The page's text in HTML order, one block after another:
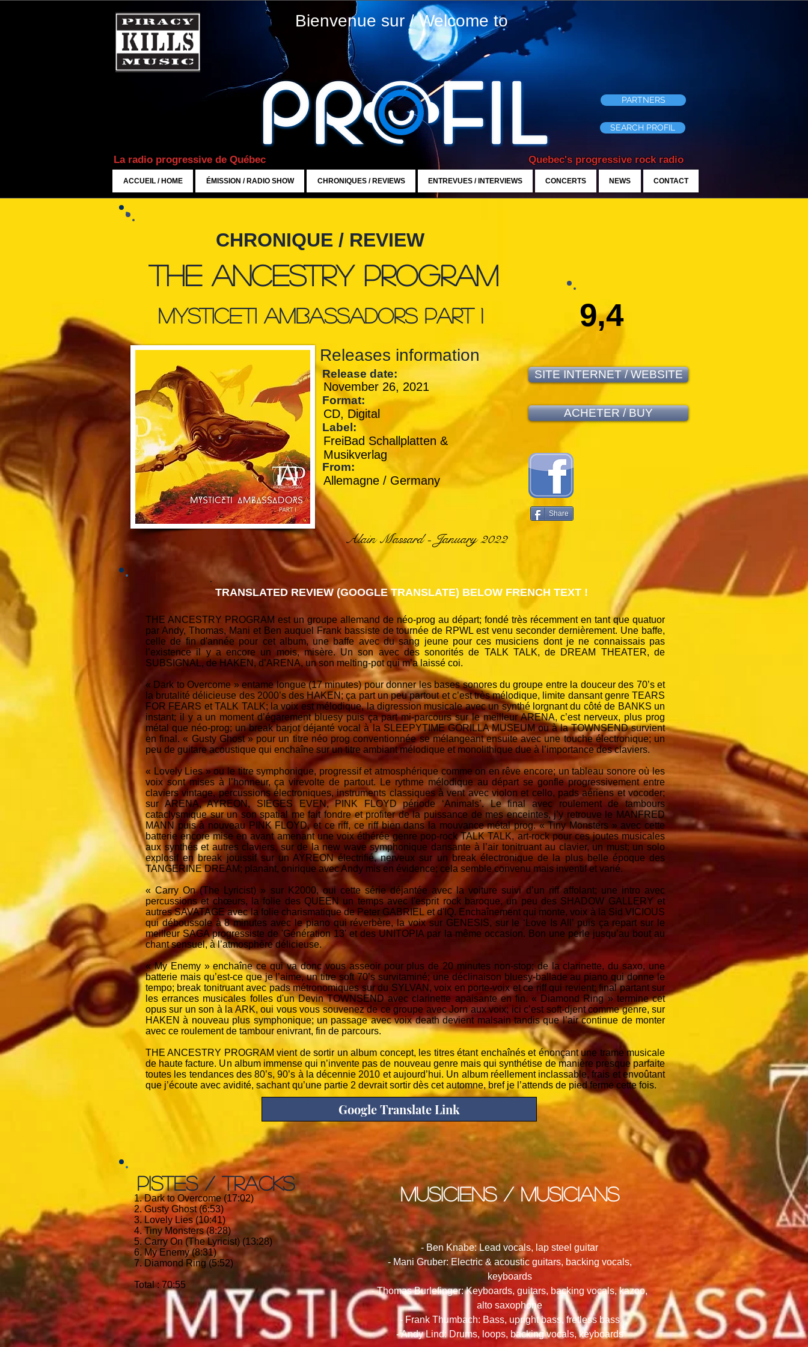
Bienvenue sur / Welcome to
Quebec's progressive rock radio
La radio progressive de Québec
SEARCH PROFIL
PARTNERS
ACCUEIL / HOME ÉMISSION / RADIO SHOW CHRONIQUES / REVIEWS ENTREVUES / INTERVIEWS CONCERTS NEWS CONTACT
CHRONIQUE / REVIEW
The Ancestry Program
Mysticeti Ambassadors Part 1
Releases information
Release date:
November 26, 2021
Format:
CD, Digital
Label:
From:
FreiBad Schallplatten &
Musikverlag
Allemagne / Germany
Alain Massard - January 2022
9,4
SITE INTERNET / WEBSITE
ACHETER / BUY
Share
TRANSLATED REVIEW (GOOGLE TRANSLATE) BELOW FRENCH TEXT !
THE ANCESTRY PROGRAM est un groupe allemand de néo-prog au départ; fondé très récemment en tant que quatuor
par Andy, Thomas, Mani et Ben auquel Frank bassiste de tournée de RPWL est venu seconder dernièrement. Une baffe,
celle de fin d'année pour cet album, une baffe avec du sang jeune pour ces musiciens dont je ne connaissais pas
l’existence il y a encore un mois, misère. Un son avec des sonorités de TALK TALK, de DREAM THEATER, de
SUBSIGNAL, de HAKEN, d’ARENA, un son melting-pot qui m’a laissé coi.
« Dark to Overcome » entame longue (17 minutes) pour donner les bases sonores du groupe entre la douceur des 70’s et
la brutalité délicieuse des 2000’s des HAKEN; ça part un peu partout et c’est très mélodique, limite dansant genre TEARS
FOR FEARS et TALK TALK; la voix est mélodique, la digression musicale avec un synthé lorgnant du côté de BANKS un
instant; il y a un moment d’égarement bluesy puis ça part mi-parcours sur le meilleur ARENA, c’est nerveux, plus prog
métal que néo-prog; un break barjot déjanté vocal à la SLEEPYTIME GORILLA MUSEUM ou à la TOWNSEND survient
en final. « Gusty Ghost » pour un titre néo prog conventionnée se mélangeant ensuite avec une touche électronique; un
peu de guitare acoustique qui enchaîne sur un titre ambiant mélodique et monolithique due à l’importance des claviers.
« Lovely Lies » ou le titre symphonique, progressif et atmosphérique comme on en rêve encore; un tableau sonore où les
voix sont mises à l’honneur, ça virevolte de partout. Le rythme mélodique au départ se gonfle progressivement entre
claviers vintage, percussions électroniques, instruments classiques à vent avec violon et cello, pads aériens et vocoder;
sur ARENA, AYREON, SIEGES EVEN, PINK FLOYD période ‘Animals’. Le final avec roulement de tambours
cataclysmique sur un son spatial me fait fondre et profiter de la puissance de mes enceintes, j’y retrouve le MANFRED
MANN puis à nouveau PINK FLOYD, et ce riff, ce riff bien dans la mouvance métal prog. « Tiny Monsters » avec cette
batterie encore mise en avant amenant une voix éthérée genre pop-rock TALK TALK, art-rock pour ces joutes musicales
aux synthés et autres claviers, sur de la new wave symphonique dansante à l’air tonitruant au clavier, un must; un solo
explosif en break jouissif sur un AYREON électrifié, nerveux sur un break électronique de la plus belle époque des
TANGERINE DREAM; planant, onirique avec Andy mis en évidence; cela semble convenu mais inventif et varié.
« Carry On (The Lyricist) » sur K2000, oui cette série déjantée avec la voiture suivi d’un riff affolant; une intro avec
percussions et chœurs, la folie des QUEEN un temps avec l'esprit rock baroque, un peu des SHADOW GALLERY et
autres SAVATAGE avec la folie charismatique de Peter GABRIEL et d'IQ. Enchaînement qui monte, voix à la Sid VICIOUS
qui déboussole à 8 minutes avec le piano qui réverbère, la voix sur GENESIS, sur le ‘Love Is All’ puis ça repart sur le
meilleur SAGA progressiste de 'Génération 13' et des UNITOPIA par la même occasion. Bon une perle jusqu’au bout au
chant sensuel, à l’atmosphère délicieuse.
« My Enemy » enchaîne ce qui va donc vous asseoir pour plus de 20 minutes non-stop; de la clarinette, du saxo, une
batterie mais qu’est-ce que je l’aime, un titre soft 70’s survitaminé; une déclinaison bluesy-ballade au piano qui donne le
tempo; break tonitruant avec pads métronomiques sur du SYLVAN, voix en porte-voix et ce riff qui revient; final partant sur
les errances musicales folles d'un Devin TOWNSEND avec clarinette apaisante en fin. « Diamond Ring » termine cet
opus sur un son à la ARK, oui vous vous souvenez de ce groupe avec Jorn aux voix; ici c’est soft-djent comme genre, sur
HAKEN à nouveau plus symphonique; un passage avec voix death devient malsain tandis que l’air continue de monter
avec ce roulement de tambour enivrant, fin de parcours.
THE ANCESTRY PROGRAM vient de sortir un album concept, les titres étant enchaînés et énonçant une trame musicale
de haute facture. Un album immense qui n’invente pas de nouveau genre mais qui synthétise de manière presque parfaite
toutes les tendances des 80’s, 90’s à la décennie 2010 et aujourd’hui. Un album réellement inclassable, frais et envoûtant
que j’écoute avec avidité, sachant qu’une partie 2 devrait sortir dès cet automne, bref je l’attends de pied ferme cette fois.
Google Translate Link
PISTES / TRACKS
1. Dark to Overcome (17:02)
2. Gusty Ghost (6:53)
3. Lovely Lies (10:41)
4. Tiny Monsters (8:28)
5. Carry On (The Lyricist) (13:28)
6. My Enemy (8:31)
7. Diamond Ring (5:52)
Total : 70:55
- Ben Knabe: Lead vocals, lap steel guitar
- Mani Gruber: Electric & acoustic guitars, backing vocals,
keyboards
- Thomas Burlefinger: Keyboards, guitars, backing vocals, kazoo,
alto saxophone
- Frank Thumbach: Bass, upright bass, fretless bass
- Andy Lind: Drums, loops, backing vocals, keyboards
musiciens / musicians